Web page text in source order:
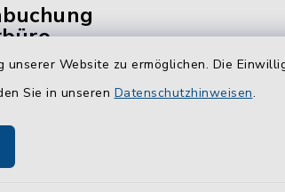
Website zu ermöglichen. Die
Sie in unseren Datenschutzhinweisen.
Termin für das
Malente.
buchen